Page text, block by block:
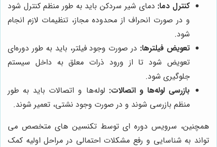
کنترل دما: دمای شیر سردکن باید به طور منظم کنترل شود
و در صورت انحراف از محدوده مجاز، تنظیمات لازم انجام
شود.
تعویض فیلترها: در صورت وجود فیلتر، باید به طور دوره‌ای
تعویض شود تا از ورود ذرات معلق به داخل سیستم
جلوگیری شود.
بازرسی لوله‌ها و اتصالات: لوله‌ها و اتصالات باید به طور
منظم بازرسی شوند و در صورت وجود نشتی، تعمیر شوند.
همچنین، سرویس دوره ای توسط تکنسین های متخصص می
تواند به شناسایی و رفع مشکلات احتمالی در مراحل اولیه کمک